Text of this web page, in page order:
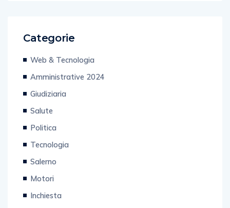
Categorie
Web & Tecnologia
Amministrative 2024
Giudiziaria
Salute
Politica
Tecnologia
Salerno
Motori
Inchiesta